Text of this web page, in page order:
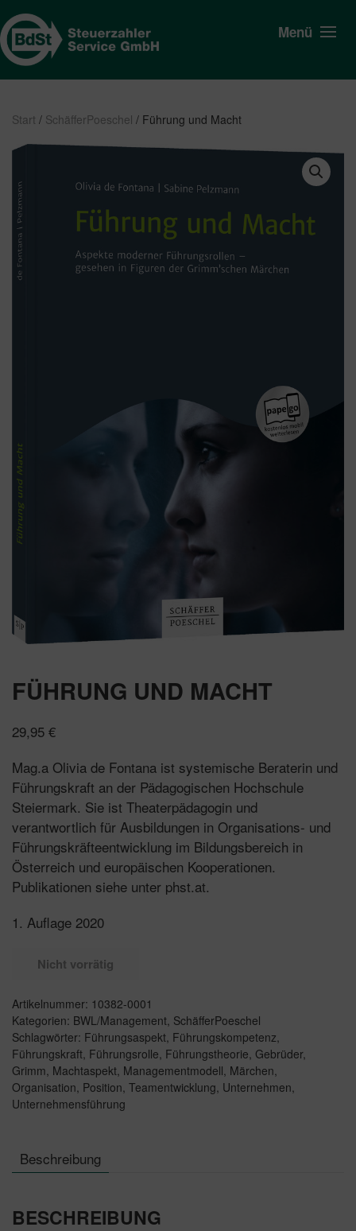
Menü
Start / SchäfferPoeschel / Führung und Macht
FÜHRUNG UND MACHT
29,95 €
Mag.a Olivia de Fontana ist systemische Beraterin und
Führungskraft an der Pädagogischen Hochschule
Steiermark. Sie ist Theaterpädagogin und
verantwortlich für Ausbildungen in Organisations- und
Führungskräfteentwicklung im Bildungsbereich in
Österreich und europäischen Kooperationen.
Publikationen siehe unter phst.at.
1. Auflage 2020
Nicht vorrätig
Artikelnummer: 10382-0001
Kategorien: BWL/Management SchäfferPoeschel
Schlagwörter: Führungsaspekt Führungskompetenz
Führungskraft Führungsrolle Führungstheorie Gebrüder,
Grimm Machtaspekt Managementmodell Märchen
Organisation Position Teamentwicklung Unternehmen
Unternehmensführung
Beschreibung
BESCHREIBUNG